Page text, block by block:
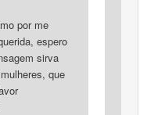
por me
espero
sirva
que